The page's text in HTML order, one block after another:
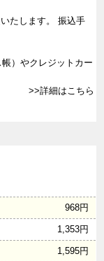
たします。 振込手
）やクレジットカー
>>詳細はこちら
968円
1,353円
1,595円